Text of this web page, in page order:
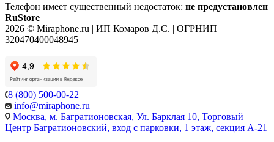
Телефон имеет существенный недостаток: не предустановлен
RuStore
2026 © Miraphone.ru | ИП Комаров Д.С. | ОГРНИП
320470400048945
8 (800) 500-00-22
info@miraphone.ru
Москва, м. Багратионовская, Ул. Барклая 10, Торговый
Центр Багратионовский, вход с парковки, 1 этаж, секция А-21